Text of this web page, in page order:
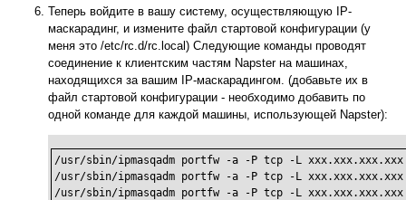
Теперь войдите в вашу систему, осуществляющую IP-
маскарадинг, и измените файл стартовой конфигурации (у
меня это /etc/rc.d/rc.local) Следующие команды проводят
соединение к клиентским частям Napster на машинах,
находящихся за вашим IP-маскарадингом. (добавьте их в
файл стартовой конфигурации - необходимо добавить по
одной команде для каждой машины, использующей Napster):
/usr/sbin/ipmasqadm portfw -a -P tcp -L xxx.xxx.xxx.xxx
/usr/sbin/ipmasqadm portfw -a -P tcp -L xxx.xxx.xxx.xxx
/usr/sbin/ipmasqadm portfw -a -P tcp -L xxx.xxx.xxx.xxx